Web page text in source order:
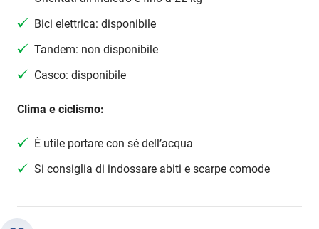
Bici elettrica: disponibile
Tandem: non disponibile
Casco: disponibile
Clima e ciclismo:
È utile portare con sé dell’acqua
Si consiglia di indossare abiti e scarpe comode